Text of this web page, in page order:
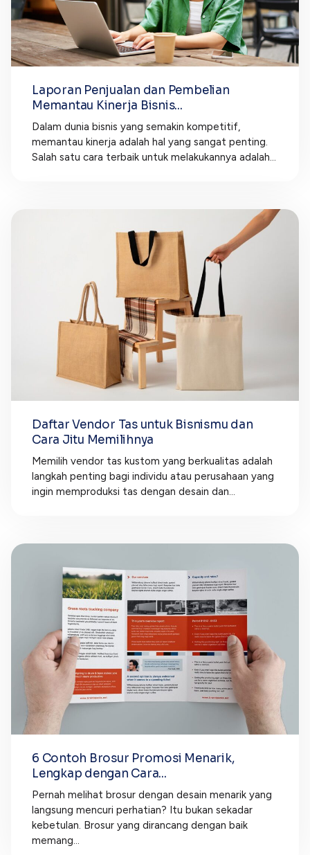
Laporan Penjualan dan Pembelian
Memantau Kinerja Bisnis...
Dalam dunia bisnis yang semakin kompetitif,
memantau kinerja adalah hal yang sangat penting.
Salah satu cara terbaik untuk melakukannya adalah...
Daftar Vendor Tas untuk Bisnismu dan
Cara Jitu Memilihnya
Memilih vendor tas kustom yang berkualitas adalah
langkah penting bagi individu atau perusahaan yang
ingin memproduksi tas dengan desain dan...
6 Contoh Brosur Promosi Menarik,
Lengkap dengan Cara...
Pernah melihat brosur dengan desain menarik yang
langsung mencuri perhatian? Itu bukan sekadar
kebetulan. Brosur yang dirancang dengan baik
memang...